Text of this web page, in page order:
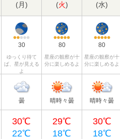
(月)
(火)
(水)
30
ゆっくり待て
ば、星が見える
よ
80
星座の観察が十
分に楽しめるよ
80
星座の観察が十
分に楽しめるよ
曇 晴時々曇 晴時々曇
30℃
22℃
29℃
18℃
30℃
18℃